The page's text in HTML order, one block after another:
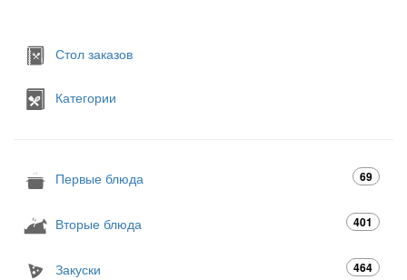
Стол заказов
Категории
Первые блюда 69
Вторые блюда 401
Закуски 464